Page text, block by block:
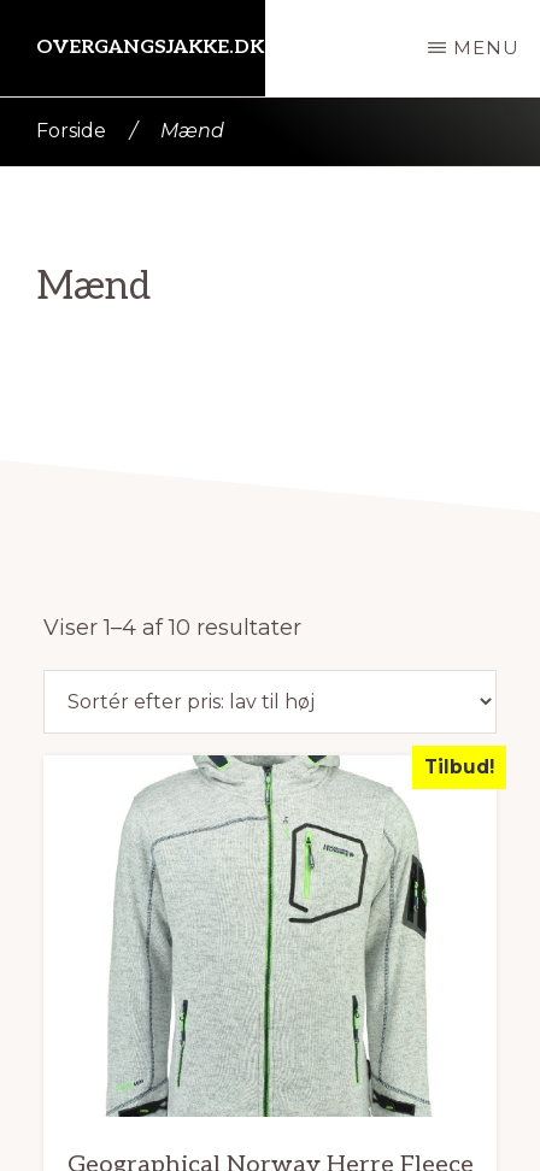
indhold
OVERGANGSJAKKE.DK MENU
Forside / Mænd
Mænd
Viser 1–4 af 10 resultaterSorteret
efter
pris:
til
høj
Tilbud!
Geographical Norway Herre Fleece